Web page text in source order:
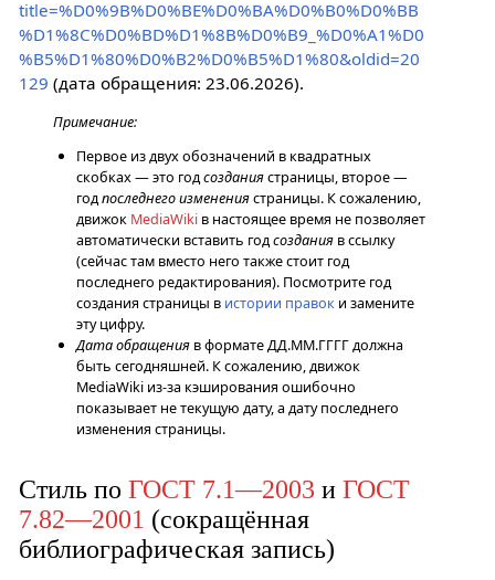
title=%D0%9B%D0%BE%D0%BA%D0%B0%D0%BB
%D1%8C%D0%BD%D1%8B%D0%B9_%D0%A1%D0
%B5%D1%80%D0%B2%D0%B5%D1%80&oldid=20
129 (дата обращения: 23.06.2026).
Примечание:
Первое из двух обозначений в квадратных
скобках — это годсозданиястраницы, второе —
годпоследнего изменениястраницы. К сожалению,
движок MediaWikiв настоящее время не позволяет
автоматически вставить годсозданияв ссылку
(сейчас там вместо него также стоит год
последнего редактирования). Посмотрите год
создания страницы в истории правоки замените
эту цифру.
Дата обращенияв формате ДД.ММ.ГГГГ должна
быть сегодняшней. К сожалению, движок
MediaWiki из-за кэширования ошибочно
показывает не текущую дату, а дату последнего
изменения страницы.
Стиль по ГОСТ 7.1—2003 и ГОСТ
7.82—2001 (сокращённая
библиографическая запись)